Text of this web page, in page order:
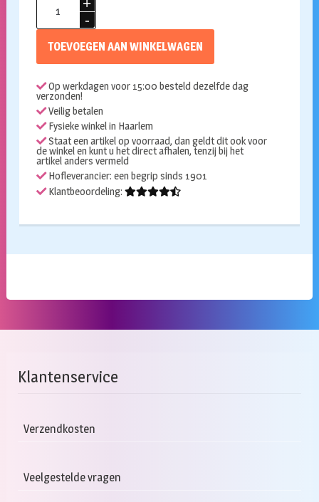
65cm
groen
TOEVOEGEN AAN WINKELWAGEN
Op werkdagen voor 15:00 besteld dezelfde dag
verzonden!
Veilig betalen
Fysieke winkel in Haarlem
Staat een artikel op voorraad, dan geldt dit ook voor
de winkel en kunt u het direct afhalen, tenzij bij het
artikel anders vermeld
Hofleverancier: een begrip sinds 1901
Klantbeoordeling:
Klantenservice
Verzendkosten
Veelgestelde vragen